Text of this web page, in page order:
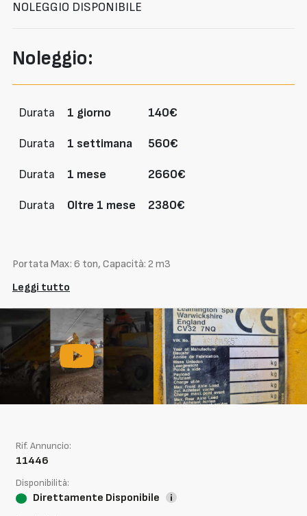
NOLEGGIO DISPONIBILE
Noleggio:
Durata 1 giorno 140€
Durata 1 settimana 560€
Durata 1 mese 2660€
Durata Oltre 1 mese 2380€
Portata Max: 6 ton, Capacità: 2 m3
Leggi tutto
Rif. Annuncio:
11446
Disponibilità:
Direttamente Disponibile